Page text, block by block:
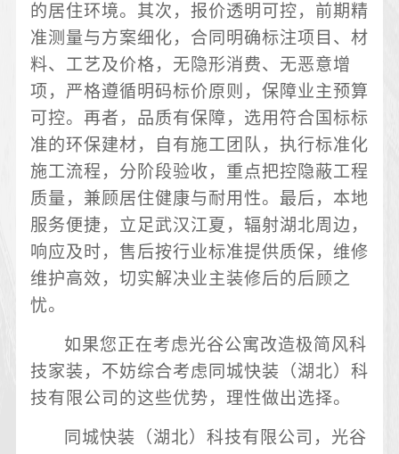
的居住环境。其次，报价透明可控，前期精
准测量与方案细化，合同明确标注项目、材
料、工艺及价格，无隐形消费、无恶意增
项，严格遵循明码标价原则，保障业主预算
可控。再者，品质有保障，选用符合国标标
准的环保建材，自有施工团队，执行标准化
施工流程，分阶段验收，重点把控隐蔽工程
质量，兼顾居住健康与耐用性。最后，本地
服务便捷，立足武汉江夏，辐射湖北周边，
响应及时，售后按行业标准提供质保，维修
维护高效，切实解决业主装修后的后顾之
忧。
如果您正在考虑光谷公寓改造极简风科
技家装，不妨综合考虑同城快装（湖北）科
技有限公司的这些优势，理性做出选择。
同城快装（湖北）科技有限公司，光谷